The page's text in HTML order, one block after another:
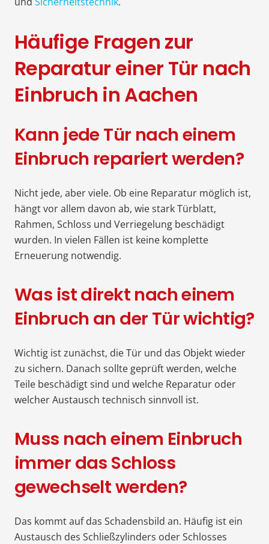
Häufige Fragen zur
Reparatur einer Tür nach
Einbruch in Aachen
Kann jede Tür nach einem
Einbruch repariert werden?
Nicht jede, aber viele. Ob eine Reparatur möglich ist,
hängt vor allem davon ab, wie stark Türblatt,
Rahmen, Schloss und Verriegelung beschädigt
wurden. In vielen Fällen ist keine komplette
Erneuerung notwendig.
Was ist direkt nach einem
Einbruch an der Tür wichtig?
Wichtig ist zunächst, die Tür und das Objekt wieder
zu sichern. Danach sollte geprüft werden, welche
Teile beschädigt sind und welche Reparatur oder
welcher Austausch technisch sinnvoll ist.
Muss nach einem Einbruch
immer das Schloss
gewechselt werden?
Das kommt auf das Schadensbild an. Häufig ist ein
Austausch des Schließzylinders oder Schlosses